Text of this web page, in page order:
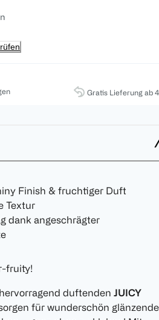
Gratis Lieferung ab
Finish & fruchtiger Duft
Textur
dank angeschrägter
fruity!
duftenden JUICY
für wunderschön glänzende